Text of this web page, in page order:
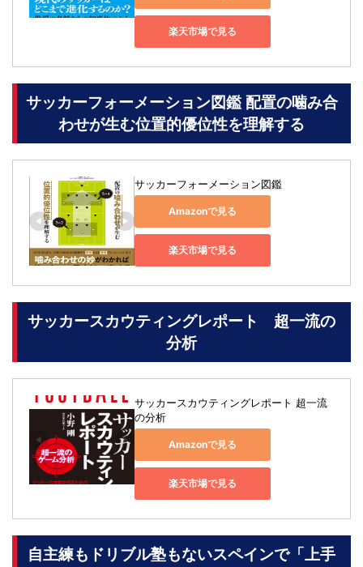
楽天市場で見る
サッカーフォーメーション図鑑 配置の噛み合
わせが生む位置的優位性を理解する
サッカーフォーメーション図鑑
Amazonで見る
楽天市場で見る
サッカースカウティングレポート 超一流の
分析
サッカースカウティングレポート 超一流
の分析
Amazonで見る
楽天市場で見る
自主練もドリブル塾もないスペインで「上手